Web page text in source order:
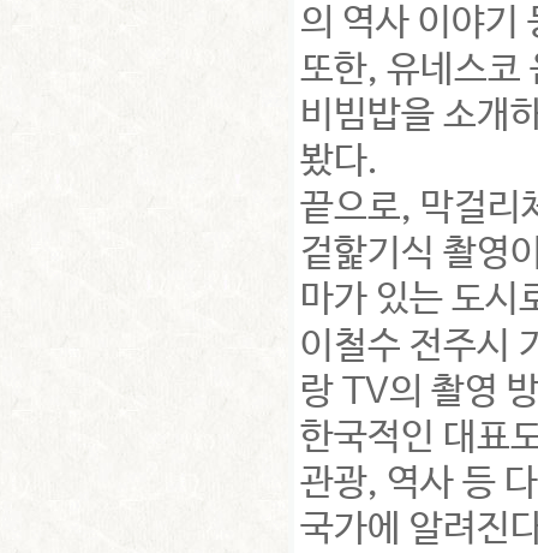
의 역사 이야기
또한, 유네스코
비빔밥을 소개
봤다.
끝으로, 막걸리
겉핥기식 촬영
마가 있는 도시
이철수 전주시
랑 TV의 촬영
한국적인 대표
관광, 역사 등
국가에 알려진